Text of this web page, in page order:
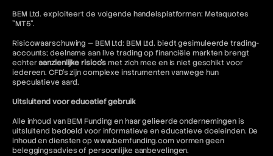
BEM Ltd. exploiteert de volgende handelsplatformen: Metaquotes
"MT5".
Risicowaarschuwing — BEM Ltd: BEM Ltd. biedt gesimuleerde trading-
accounts; deelname aan live trading op financiële markten brengt
echteraanzienlijke risico'smet zich mee en is niet geschikt voor
iedereen. CFD's zijn complexe instrumenten vanwege hun
speculatieve aard.
Uitsluitend voor educatief gebruik
Alle inhoud van BEM Funding en haar gelieerde ondernemingen is
uitsluitend bedoeld voor informatieve en educatieve doeleinden. De
inhoud en diensten op www.bemfunding.com vormen geen
beleggingsadvies of persoonlijke aanbevelingen.